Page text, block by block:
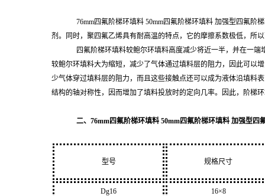
76mm四氟阶梯环填料 50mm四氟阶梯环填料 加强型四氟阶
剂。同时，聚四氟乙烯具有耐高温的特点，它的摩擦系数极低，所
四氟阶梯环填料较鲍尔环填料高度减少将近一半，并在一
较鲍尔环填料大为缩短，减少了气体通过填料层的阻力，因此可以
少气体穿过填料层的阻力，而且这些接触点还可以成为液体沿填料
结构的轴对称性，因而增加了填料投放时的定向几率。因此，阶梯
二、76mm四氟阶梯环填料 50mm四氟阶梯环填料 加强型四
型号 规格尺寸
Dg16 16×8